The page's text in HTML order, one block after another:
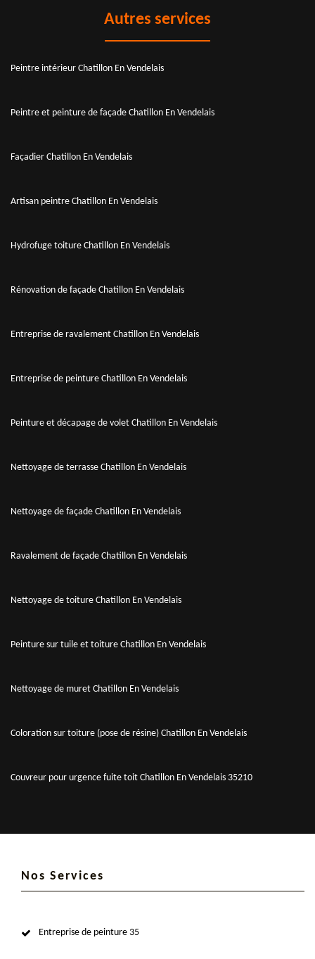
Autres services
Peintre intérieur Chatillon En Vendelais
Peintre et peinture de façade Chatillon En Vendelais
Façadier Chatillon En Vendelais
Artisan peintre Chatillon En Vendelais
Hydrofuge toiture Chatillon En Vendelais
Rénovation de façade Chatillon En Vendelais
Entreprise de ravalement Chatillon En Vendelais
Entreprise de peinture Chatillon En Vendelais
Peinture et décapage de volet Chatillon En Vendelais
Nettoyage de terrasse Chatillon En Vendelais
Nettoyage de façade Chatillon En Vendelais
Ravalement de façade Chatillon En Vendelais
Nettoyage de toiture Chatillon En Vendelais
Peinture sur tuile et toiture Chatillon En Vendelais
Nettoyage de muret Chatillon En Vendelais
Coloration sur toiture (pose de résine) Chatillon En Vendelais
Couvreur pour urgence fuite toit Chatillon En Vendelais 35210
Nos Services
Entreprise de peinture 35